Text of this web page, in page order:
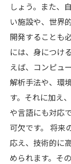
しょう。また、
い施設や、世界
開発することも
には、身につけ
えば、コンピュ
解析手法や、環
す。それに加え
や言語にも対応
可欠です。 将来
応え、技術的に
められます。そ